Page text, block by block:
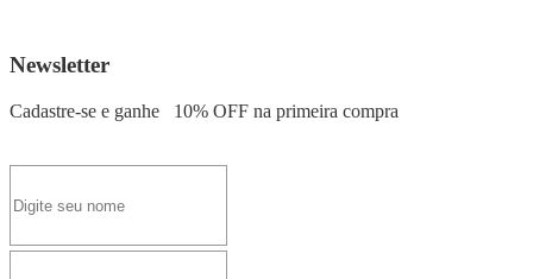
Newsletter
Cadastre-se e ganhe 10% OFF na primeira compra